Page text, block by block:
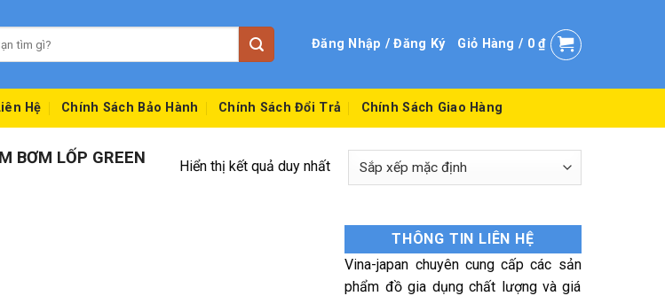
Đăng Nhập / Đăng Ký Giỏ Hàng / 0₫
Hệ Chính Sách Bảo Hành Chính Sách Đổi Trả Chính Sách Giao Hàng
BƠM LỐP GREEN
Hiển thị kết quả duy nhất
THÔNG TIN LIÊN HỆ
Vina-japan chuyên cung cấp các sản
phẩm đồ gia dụng chất lượng và giá